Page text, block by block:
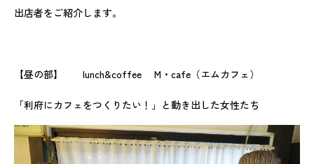
出店者をご紹介します。
【昼の部】 lunch&coffee M・cafe（エムカフェ）
「利府にカフェをつくりたい！」と動き出した女性たち